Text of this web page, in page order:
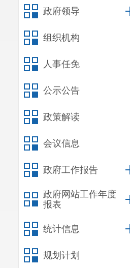
政府领导
组织机构
人事任免
公示公告
政策解读
会议信息
政府工作报告
政府网站工作年度
报表
统计信息
规划计划